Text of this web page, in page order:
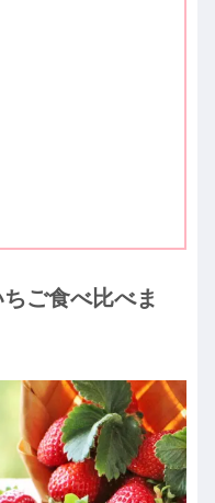
ご食べ比べま